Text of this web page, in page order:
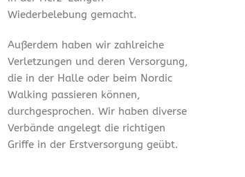
Wiederbelebung gemacht.
Außerdem haben wir zahlreiche
Verletzungen und deren Versorgung,
die in der Halle oder beim Nordic
Walking passieren können,
durchgesprochen. Wir haben diverse
Verbände angelegt die richtigen
Griffe in der Erstversorgung geübt.